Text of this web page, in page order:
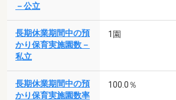
－公立
長期休業期間中の預
かり保育実施園数－
私立
1園
長期休業期間中の預
かり保育実施園数率
100.0％